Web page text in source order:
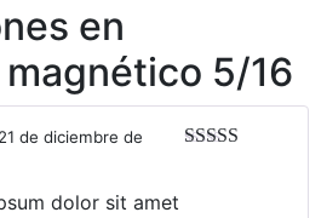
en
5/16
21 de diciembre de
dolor sit amet